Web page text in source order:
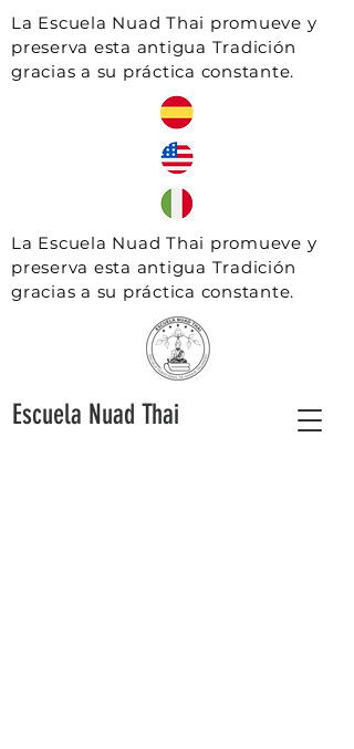
La Escuela Nuad Thai promueve y
preserva esta antigua Tradición
gracias a su práctica constante.
La Escuela Nuad Thai promueve y
preserva esta antigua Tradición
gracias a su práctica constante.
Escuela Nuad Thai